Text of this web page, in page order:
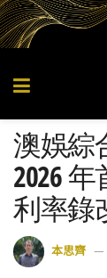
澳娛綜
2026
利率錄
本思齊